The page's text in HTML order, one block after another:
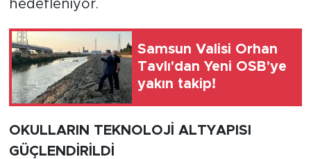
hedefleniyor.
Samsun Valisi Orhan
Tavlı'dan Yeni OSB'ye
yakın takip!
OKULLARIN TEKNOLOJİ ALTYAPISI
GÜÇLENDİRİLDİ